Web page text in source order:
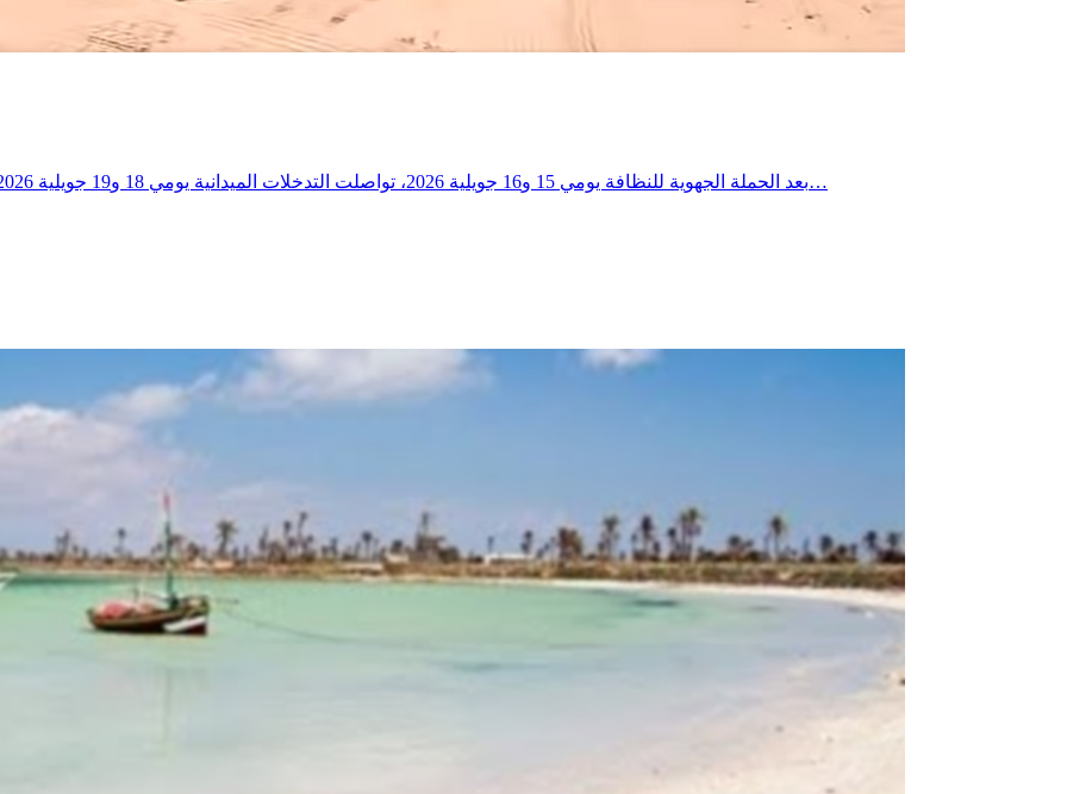
بعد الحملة الجهوية للنظافة يومي 15 و16 جويلية 2026، تواصلت التدخلات الميدانية يومي 18 و19 جويلية 2026 ببلدية العوابد الخزانات، حيث شملت العمادات الثلاث، وذلك في إطار…